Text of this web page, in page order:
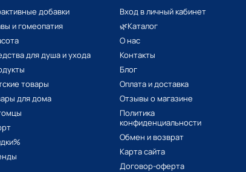
мозга;
метаболизма белков и жиров;
органических соединений с целью получения энергии.
– гарантия насыщения организма комплексом
и настроение. Продукт действительно является
результат. Если захотите никотинамид рибозид купить,
компаниями.
добавки
и гомеопатия
для душа и ухода
товары
для дома
Вход в личный кабинет
🌿Каталог
О нас
Контакты
Блог
Оплата и доставка
Отзывы о магазине
Политика
конфиденциальности
Обмен и возврат
Карта сайта
Договор-оферта